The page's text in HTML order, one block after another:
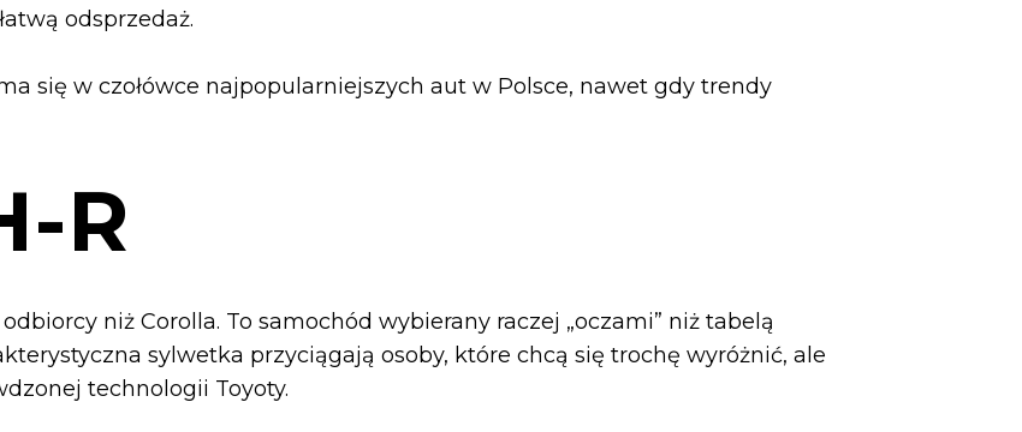
odsprzedaż.
się w czołówce najpopularniejszych aut w Polsce, nawet gdy trendy
R
niż Corolla. To samochód wybierany raczej „oczami” niż tabelą
sylwetka przyciągają osoby, które chcą się trochę wyróżnić, ale
technologii Toyoty.